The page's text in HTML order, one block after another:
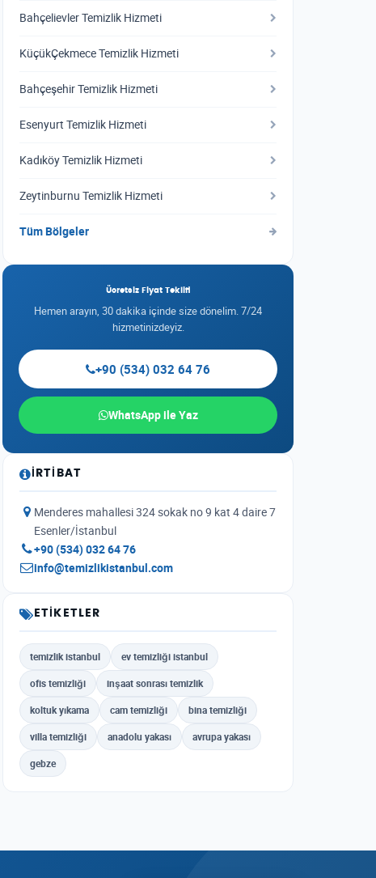
Bahçelievler Temizlik Hizmeti
KüçükÇekmece Temizlik Hizmeti
Bahçeşehir Temizlik Hizmeti
Esenyurt Temizlik Hizmeti
Kadıköy Temizlik Hizmeti
Zeytinburnu Temizlik Hizmeti
Tüm Bölgeler
Ücretsiz Fiyat Teklifi
Hemen arayın, 30 dakika içinde size dönelim. 7/24
hizmetinizdeyiz.
+90 (534) 032 64 76
WhatsApp ile Yaz
İRTIBAT
Menderes mahallesi 324 sokak no 9 kat 4 daire 7
Esenler/İstanbul
+90 (534) 032 64 76
info@temizlikistanbul.com
ETIKETLER
temizlik istanbul ev temizliği istanbul
ofis temizliği inşaat sonrası temizlik
koltuk yıkama cam temizliği bina temizliği
villa temizliği anadolu yakası avrupa yakası
gebze